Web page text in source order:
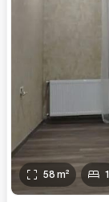
58 m² 1